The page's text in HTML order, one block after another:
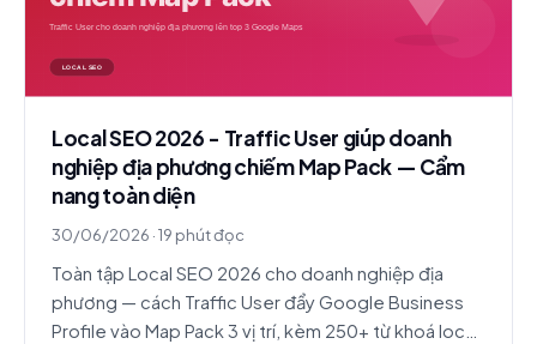
Local SEO 2026 - Traffic User giúp doanh
nghiệp địa phương chiếm Map Pack — Cẩm
nang toàn diện
30/06/2026 ·19 phút đọc
Toàn tập Local SEO 2026 cho doanh nghiệp địa
phương — cách Traffic User đẩy Google Business
Profile vào Map Pack 3 vị trí, kèm 250+ từ khoá local